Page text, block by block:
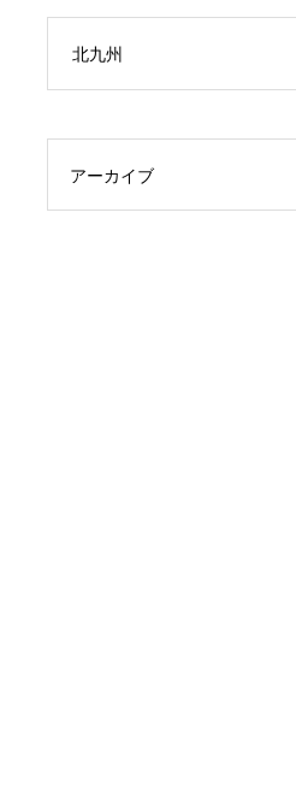
北九州
アーカイブ